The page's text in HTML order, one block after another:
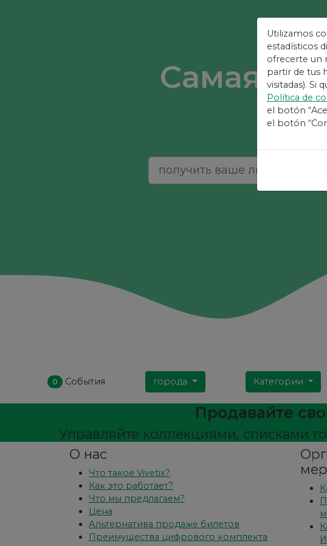
Самая
0 События города Категории
Продавайте
Управляйте коллекциями, списками
О нас
Что такое Vivetix?
Как это работает?
Что мы предлагаем?
Цена
Альтернатива продаже билетов
Преимущества цифрового комплекта
Utilizamos
estadísticos
ofrecerte un
partir de tus
visitadas). Si
Política de
el botón
el botón